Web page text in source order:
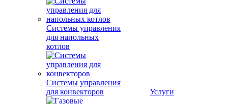
Системы управления
для напольных
котлов
Системы управления
для конвекторов
Услуги